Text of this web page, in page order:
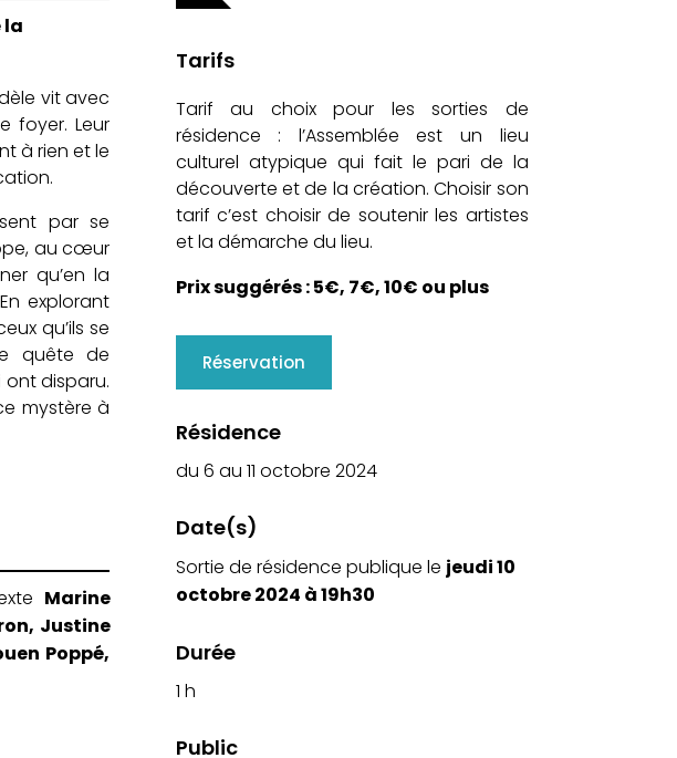
la
vit avec
foyer. Leur
à rien et le
par se
au cœur
qu’en la
explorant
qu’ils se
quête de
ont disparu.
mystère à
Marine
Justine
Poppé,
Tarifs
Tarif au choix pour les sorties de
résidence : l’Assemblée est un lieu
culturel atypique qui fait le pari de la
découverte et de la création. Choisir son
tarif c’est choisir de soutenir les artistes
et la démarche du lieu.
Prix suggérés : 5€, 7€, 10€ ou plus
Réservation
Résidence
du 6 au 11 octobre 2024
Date(s)
Sortie de résidence publique le jeudi 10
octobre 2024 à 19h30
Durée
1 h
Public